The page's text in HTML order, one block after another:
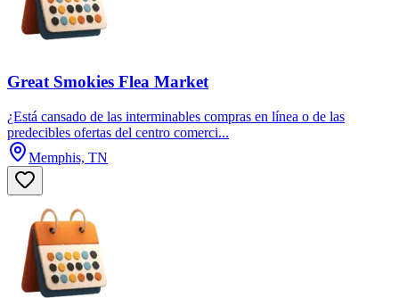
Great Smokies Flea Market
¿Está cansado de las interminables compras en línea o de las
predecibles ofertas del centro comerci...
Memphis, TN